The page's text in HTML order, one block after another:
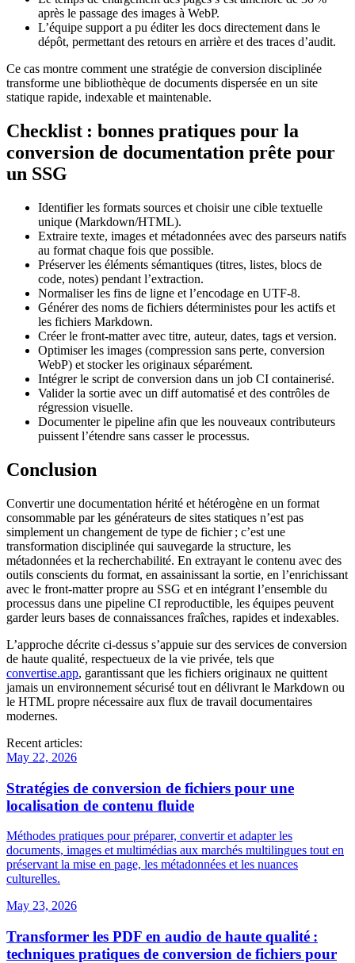
après le passage des images à WebP.
L’équipe support a pu éditer les docs directement dans le
dépôt, permettant des retours en arrière et des traces d’audit.
Ce cas montre comment une stratégie de conversion disciplinée
transforme une bibliothèque de documents dispersée en un site
statique rapide, indexable et maintenable.
Checklist : bonnes pratiques pour la
conversion de documentation prête pour
un SSG
Identifier les formats sources et choisir une cible textuelle
unique (Markdown/HTML).
Extraire texte, images et métadonnées avec des parseurs natifs
au format chaque fois que possible.
Préserver les éléments sémantiques (titres, listes, blocs de
code, notes) pendant l’extraction.
Normaliserles fins de ligne et l’encodage en UTF‑8.
Générer des noms de fichiers déterministes pour les actifs et
les fichiers Markdown.
Créer le front‑matteravec titre, auteur, dates, tags et version.
Optimiser les images (compression sans perte, conversion
WebP) et stocker les originaux séparément.
Intégrerle script de conversion dans un job CI containerisé.
Validerla sortie avec un diff automatisé et des contrôles de
régression visuelle.
Documenterle pipeline afin que les nouveaux contributeurs
puissent l’étendre sans casser le processus.
Conclusion
Convertir une documentation hérité et hétérogène en un format
consommable par les générateurs de sites statiques n’est pas
simplement un changement de type de fichier ; c’est une
transformation disciplinée qui sauvegarde la structure, les
métadonnées et la recherchabilité. En extrayant le contenu avec des
outils conscients du format, en assainissant la sortie, en l’enrichissant
avec le front‑matter propre au SSG et en intégrant l’ensemble du
processus dans une pipeline CI reproductible, les équipes peuvent
garder leurs bases de connaissances fraîches, rapides et indexables.
L’approche décrite ci‑dessus s’appuie sur des services de conversion
de haute qualité, respectueux de la vie privée, tels que
convertise.app, garantissant que les fichiers originaux ne quittent
jamais un environnement sécurisé tout en délivrant le Markdown ou
le HTML propre nécessaire aux flux de travail documentaires
modernes.
Recent articles:
May 22, 2026
Stratégies de conversion de fichiers pour une
localisation de contenu fluide
Méthodes pratiques pour préparer, convertir et adapter les
documents, images et multimédias aux marchés multilingues tout en
préservant la mise en page, les métadonnées et les nuances
culturelles.
May 23, 2026
Transformer les PDF en audio de haute qualité :
techniques pratiques de conversion de fichiers pour